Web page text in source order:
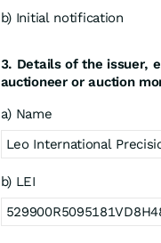
b) Initial notification
3. Details of the issuer,
auctioneer or auction
a) Name
Leo International
b) LEI